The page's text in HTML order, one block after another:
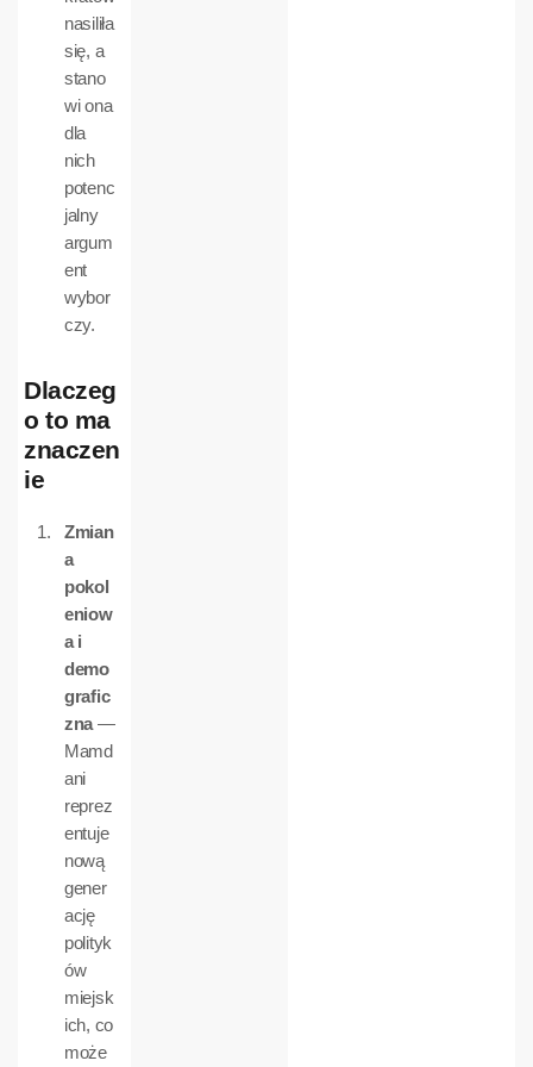
nasiliła
się, a
stano
wi ona
dla
nich
potenc
jalny
argum
ent
wybor
czy.
Dlaczeg
o to ma
znaczen
ie
Zmian
a
pokol
eniow
a i
demo
grafic
zna—
Mamd
ani
reprez
entuje
nową
gener
ację
polityk
ów
miejsk
ich, co
może